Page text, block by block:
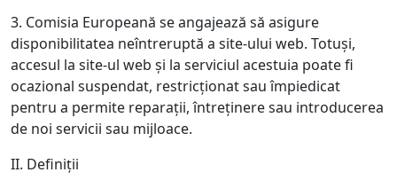
3. Comisia Europeană se angajează să asigure
disponibilitatea neîntreruptă a site-ului web. Totuși,
accesul la site-ul web și la serviciul acestuia poate fi
ocazional suspendat, restricționat sau împiedicat
pentru a permite reparații, întreținere sau introducerea
de noi servicii sau mijloace.
II. Definiții